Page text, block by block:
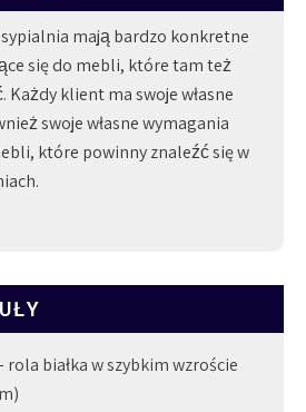
mają bardzo konkretne
się do mebli, które tam też
Każdy klient ma swoje własne
swoje własne wymagania
które powinny znaleźć się w
rola białka w szybkim wzroście